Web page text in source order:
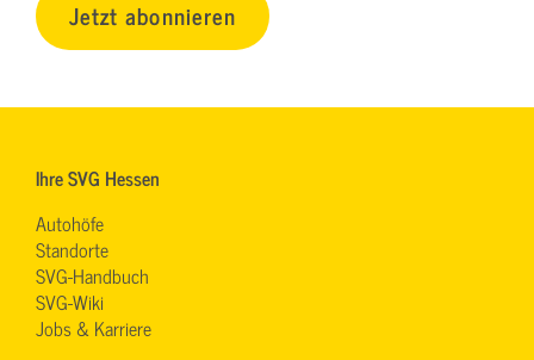
Jetzt abonnieren
Ihre SVG Hessen
Autohöfe
Standorte
SVG-Handbuch
SVG-Wiki
Jobs & Karriere